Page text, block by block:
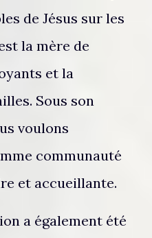
de Jésus sur les
la mère de
et la
Sous son
voulons
communauté
et accueillante.
a également été